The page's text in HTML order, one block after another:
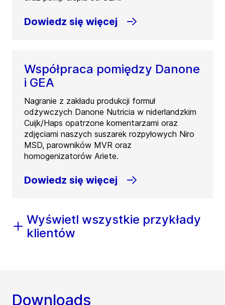
Dowiedz się więcej
Współpraca pomiędzy Danone
i GEA
Nagranie z zakładu produkcji formuł
odżywczych Danone Nutricia w niderlandzkim
Cuijk/Haps opatrzone komentarzami oraz
zdjęciami naszych suszarek rozpyłowych Niro
MSD, parowników MVR oraz
homogenizatorów Ariete.
Dowiedz się więcej
Wyświetl wszystkie przykłady
klientów
Downloads